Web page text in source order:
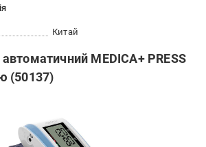
Китай
MEDICA+ PRESS
(50137)